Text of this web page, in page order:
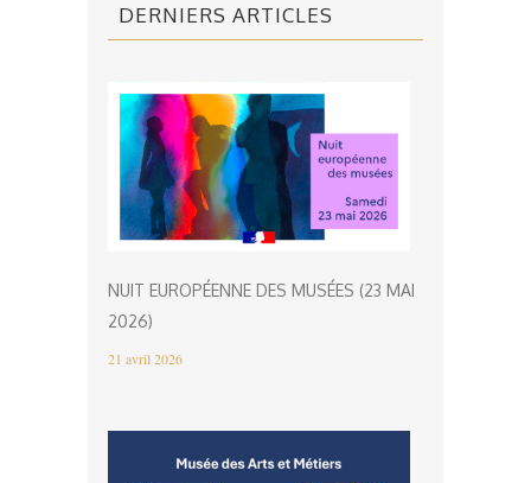
DERNIERS ARTICLES
NUIT EUROPÉENNE DES MUSÉES (23 MAI
2026)
21 avril 2026